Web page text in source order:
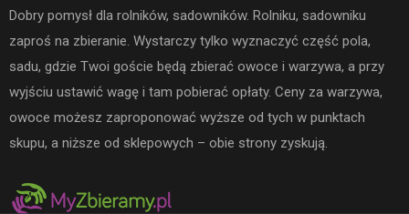
Dobry pomysł dla rolników, sadowników. Rolniku, sadowniku
zaproś na zbieranie. Wystarczy tylko wyznaczyć część pola,
sadu, gdzie Twoi goście będą zbierać owoce i warzywa, a przy
wyjściu ustawić wagę i tam pobierać opłaty. Ceny za warzywa,
owoce możesz zaproponować wyższe od tych w punktach
skupu, a niższe od sklepowych – obie strony zyskują.